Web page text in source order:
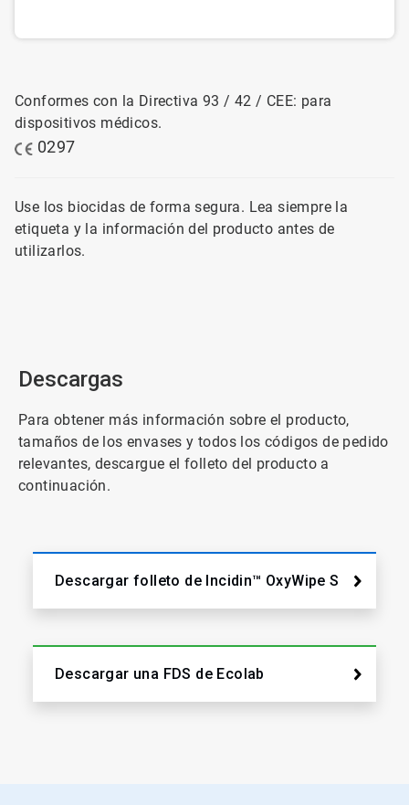
Conformes con la Directiva 93 / 42 / CEE: para
dispositivos médicos.
0297
Use los biocidas de forma segura. Lea siempre la
etiqueta y la información del producto antes de
utilizarlos.
Descargas
Para obtener más información sobre el producto,
tamaños de los envases y todos los códigos de pedido
relevantes, descargue el folleto del producto a
continuación.
Descargar folleto de Incidin™ OxyWipe S
Descargar una FDS de Ecolab